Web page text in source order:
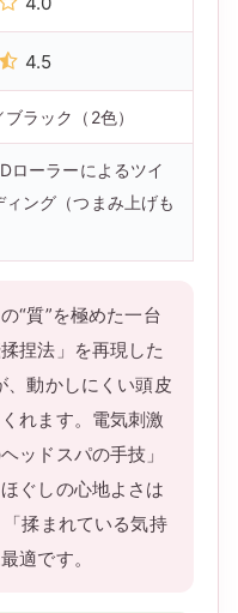
4.5
ラック（2色）
ローラーによるツイ
ィング（つまみ上げも
“質”を極めた一台
捏法」を再現した
動かしにくい頭皮
れます。電気刺激
ッドスパの手技」
ぐしの心地よさは
揉まれている気持
適です。